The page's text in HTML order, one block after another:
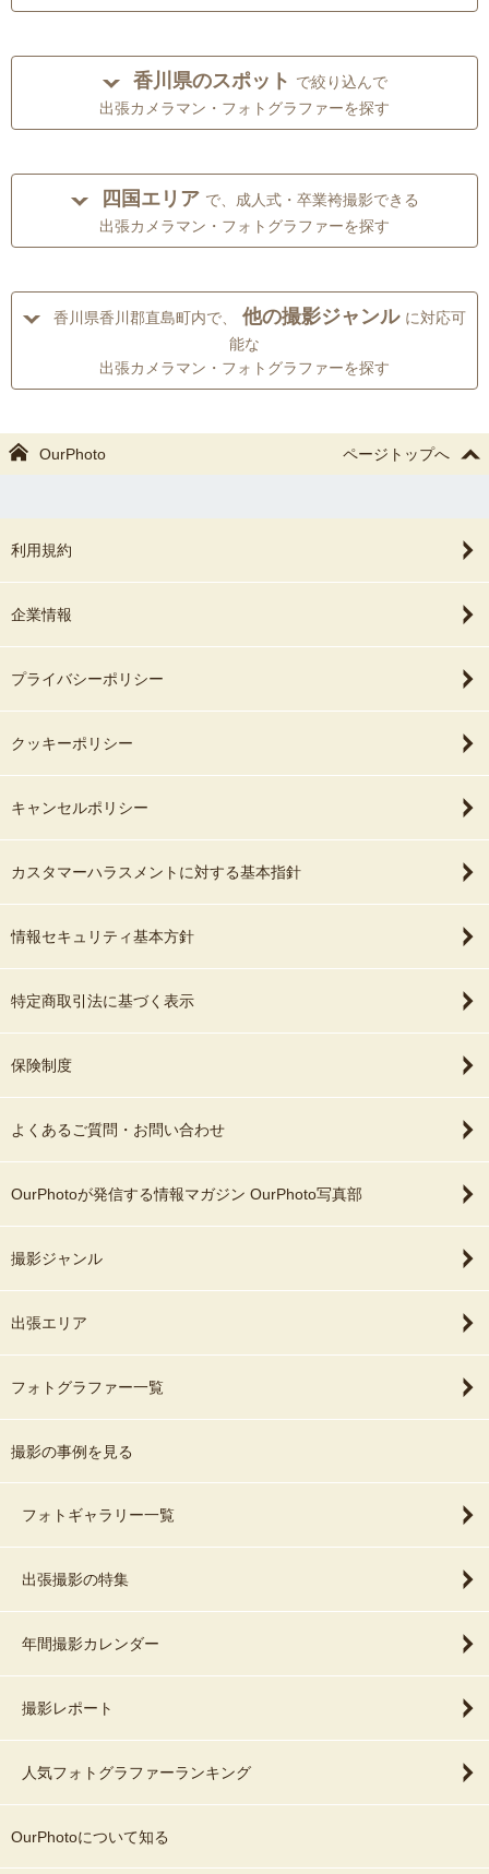
香川県のスポット で絞り込んで
出張カメラマン・フォトグラファーを探す
四国エリア で、成人式・卒業袴撮影できる
出張カメラマン・フォトグラファーを探す
香川県香川郡直島町内で、 他の撮影ジャンル に対応可
能な
出張カメラマン・フォトグラファーを探す
OurPhoto ページトップへ
利用規約
企業情報
プライバシーポリシー
クッキーポリシー
キャンセルポリシー
カスタマーハラスメントに対する基本指針
情報セキュリティ基本方針
特定商取引法に基づく表示
保険制度
よくあるご質問・お問い合わせ
OurPhotoが発信する情報マガジン OurPhoto写真部
撮影ジャンル
出張エリア
フォトグラファー一覧
撮影の事例を見る
フォトギャラリー一覧
出張撮影の特集
年間撮影カレンダー
撮影レポート
人気フォトグラファーランキング
OurPhotoについて知る